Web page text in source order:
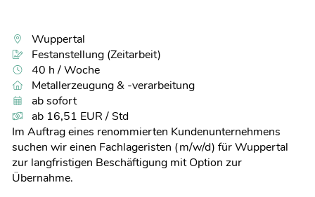
Wuppertal
Festanstellung (Zeitarbeit)
40 h / Woche
Metallerzeugung & -verarbeitung
ab sofort
ab 16,51 EUR / Std
Im Auftrag eines renommierten Kundenunternehmens
suchen wir einen Fachlageristen (m/w/d) für Wuppertal
zur langfristigen Beschäftigung mit Option zur
Übernahme.